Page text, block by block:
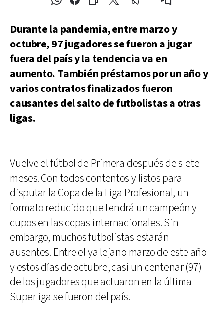
Durante la pandemia, entre marzo y
octubre, 97 jugadores se fueron a jugar
fuera del país y la tendencia va en
aumento. También préstamos por un año y
varios contratos finalizados fueron
causantes del salto de futbolistas a otras
ligas.
Vuelve el fútbol de Primera después de siete
meses. Con todos contentos y listos para
disputar la Copa de la Liga Profesional, un
formato reducido que tendrá un campeón y
cupos en las copas internacionales. Sin
embargo, muchos futbolistas estarán
ausentes. Entre el ya lejano marzo de este año
y estos días de octubre, casi un centenar (97)
de los jugadores que actuaron en la última
Superliga se fueron del país.